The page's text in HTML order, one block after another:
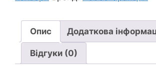
СІЄНА
ПАЛЕНА
кількість
Опис Додаткова
Відгуки (0)